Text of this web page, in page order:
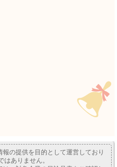
の提供を目的として運営しており
ありません。